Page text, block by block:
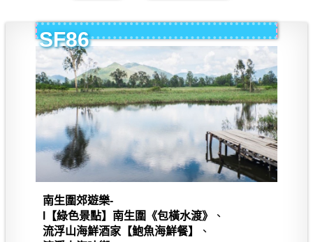
SF86
南生圍郊遊樂-
l【綠色景點】南生圍《包橫水渡》
、
流浮山海鮮酒家【鮑魚海鮮餐】
、